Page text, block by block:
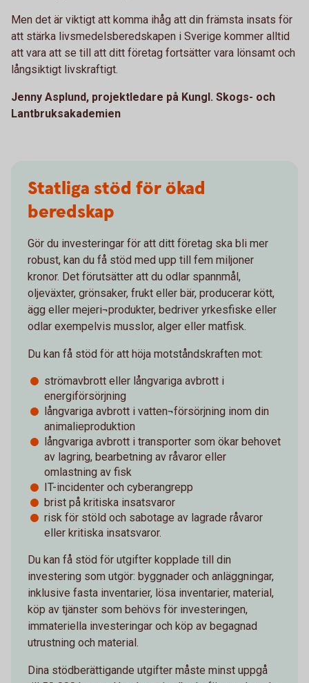
Men det är viktigt att komma ihåg att din främsta insats för
att stärka livsmedelsberedskapen i Sverige kommer alltid
att vara att se till att ditt företag fortsätter vara lönsamt och
långsiktigt livskraftigt.
Jenny Asplund, projektledare på Kungl. Skogs- och
Lantbruksakademien
Statliga stöd för ökad
beredskap
Gör du investeringar för att ditt företag ska bli mer
robust, kan du få stöd med upp till fem miljoner
kronor. Det förutsätter att du odlar spannmål,
oljeväxter, grönsaker, frukt eller bär, producerar kött,
ägg eller mejeri¬produkter, bedriver yrkesfiske eller
odlar exempelvis musslor, alger eller matfisk.
Du kan få stöd för att höja motståndskraften mot:
strömavbrott eller långvariga avbrott i
energiförsörjning
långvariga avbrott i vatten¬försörjning inom din
animalieproduktion
långvariga avbrott i transporter som ökar behovet
av lagring, bearbetning av råvaror eller
omlastning av fisk
IT-incidenter och cyberangrepp
brist på kritiska insatsvaror
risk för stöld och sabotage av lagrade råvaror
eller kritiska insatsvaror.
Du kan få stöd för utgifter kopplade till din
investering som utgör: byggnader och anläggningar,
inklusive fasta inventarier, lösa inventarier, material,
köp av tjänster som behövs för investeringen,
immateriella investeringar och köp av begagnad
utrustning och material.
Dina stödberättigande utgifter måste minst uppgå